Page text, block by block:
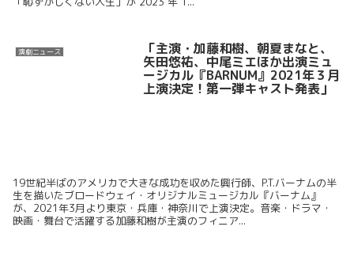
演劇ニュース 「主演・加藤和樹、朝夏まなと、
矢田悠祐、中尾ミエほか出演ミュ
ージカル『BARNUM』2021年３月
上演決定！第一弾キャスト発表」
19世紀半ばのアメリカで大きな成功を収めた興行師、P.T.バーナムの半
生を描いたブロードウェイ・オリジナルミュージカル『バーナム』
が、2021年3月より東京・兵庫・神奈川で上演決定。音楽・ドラマ・
映画・舞台で活躍する加藤和樹が主演のフィニア...